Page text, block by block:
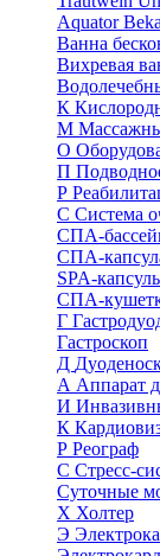
Aquator
Ванна
Вихревая
К
М
О
П
Р
С Система
СПА-
СПА-
SPA-
СПА-
Г
Гастроскоп
Д
А Аппарат
И
К
Р Реограф
С Стресс-
Суточные
Х Холтер
Э